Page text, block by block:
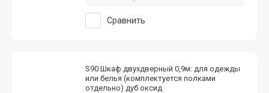
Сравнить
S90 Шкаф двухдверный 0,9м: для одежды
или белья (комплектуется полками
отдельно) дуб оксид